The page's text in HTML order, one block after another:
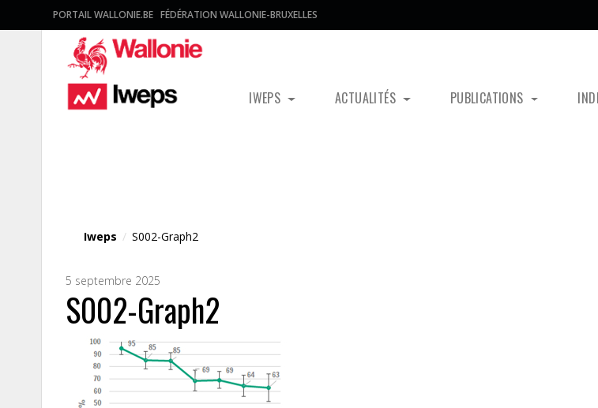
PORTAIL WALLONIE.BE FÉDÉRATION WALLONIE-BRUXELLES
IWEPS ACTUALITÉS PUBLICATIONS
Iweps / S002-Graph2
5 septembre 2025
S002-Graph2